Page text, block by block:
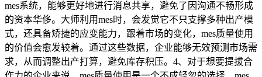
mes系统，能够更好地进行消息共享，避免了因沟通不畅形成
的资本华侈。大师利用mes时，会发觉它不只支撑多种出产模
式，还具备矫捷的应变能力，跟着市场的变化，mes质量使用
的价值会愈发较着。通过这些数据，企业能够无效预测市场需
求，从而调整出产打算，避免库存积压。4、对于想要提拔合